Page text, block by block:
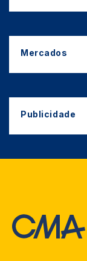
Mercados
Publicidade